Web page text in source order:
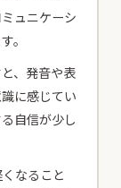
ュニケーシ
。
、発音や表
に感じてい
自信が少し
なること